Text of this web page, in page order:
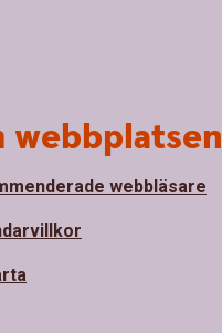
webbplatsen
webbläsare